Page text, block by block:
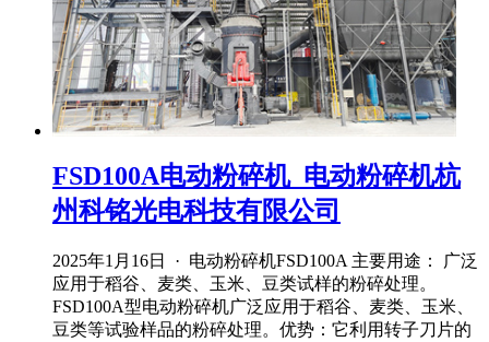
FSD100A电动粉碎机_电动粉碎机杭
州科铭光电科技有限公司
2025年1月16日 · 电动粉碎机FSD100A 主要用途： 广泛
应用于稻谷、麦类、玉米、豆类试样的粉碎处理。
FSD100A型电动粉碎机广泛应用于稻谷、麦类、玉米、
豆类等试验样品的粉碎处理。优势：它利用转子刀片的